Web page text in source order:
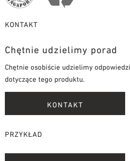
KONTAKT
Chętnie udzielimy porad
Chętnie osobiście udzielimy
dotyczące tego produktu.
KONTAKT
PRZYKŁAD